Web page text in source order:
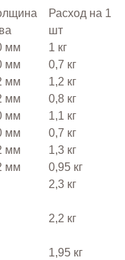
Расход на 1
шт
мм
1 кг
мм
0,7 кг
мм
1,2 кг
мм
0,8 кг
мм
1,1 кг
мм
0,7 кг
мм
1,3 кг
мм
0,95 кг
2,3 кг
2,2 кг
1,95 кг